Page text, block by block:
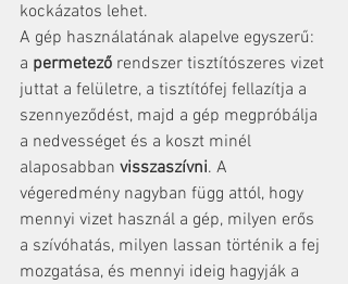
kockázatos lehet.
A gép használatának alapelve egyszerű:
a permetező rendszer tisztítószeres vizet
juttat a felületre, a tisztítófej fellazítja a
szennyeződést, majd a gép megpróbálja
a nedvességet és a koszt minél
alaposabban visszaszívni. A
végeredmény nagyban függ attól, hogy
mennyi vizet használ a gép, milyen erős
a szívóhatás, milyen lassan történik a fej
mozgatása, és mennyi ideig hagyják a